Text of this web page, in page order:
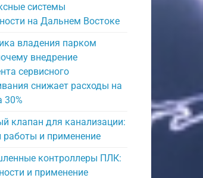
системы
на Дальнем Востоке
владения парком
внедрение
сервисного
снижает расходы на
30%
клапан для канализации:
работы и применение
контроллеры ПЛК:
и применение